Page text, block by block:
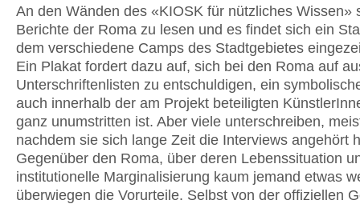
An den Wänden des «KIOSK für nützliches Wissen»
Berichte der Roma zu lesen und es findet sich ein
dem verschiedene Camps des Stadtgebietes
Ein Plakat fordert dazu auf, sich bei den Roma auf
Unterschriftenlisten zu entschuldigen, ein
auch innerhalb der am Projekt beteiligten
ganz unumstritten ist. Aber viele unterschreiben,
nachdem sie sich lange Zeit die Interviews angehört
Gegenüber den Roma, über deren Lebenssituation
institutionelle Marginalisierung kaum jemand etwas
überwiegen die Vorurteile. Selbst von der offiziellen